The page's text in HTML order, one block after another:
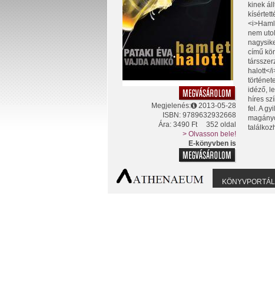
Megjelenés:
2013-05-28
ISBN: 9789632932668
352 oldal
Ára: 3490 Ft
> Olvasson bele!
E-könyvben is
kinek
nem
című
halott</
idéző,
híres
fel. A
KÖNYVPORTÁL